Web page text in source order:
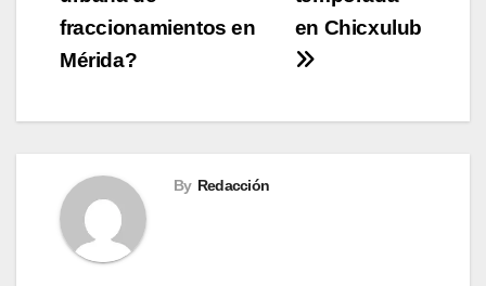
entradas
en Chicxulub
fraccionamientos en
Mérida?
By Redacción